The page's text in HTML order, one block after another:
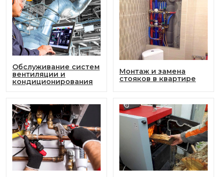
Обслуживание систем
вентиляции и
кондиционирования
Монтаж и замена
стояков в квартире